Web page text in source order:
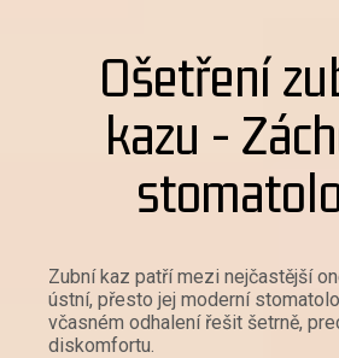
Ošetření
kazu -
Zubní kaz patří mezi nejčastější
ústní, přesto jej moderní
včasném odhalení řešit šetrně,
diskomfortu.